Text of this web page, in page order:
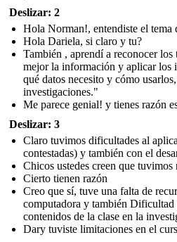
Deslizar: 2
Hola Norman!, entendiste el tema
Hola Dariela, si claro y tu?
También , aprendí a reconocer
mejor la información y aplicar los
qué datos necesito y cómo
investigaciones."
Me parece genial! y tienes razón
Deslizar: 3
Claro tuvimos dificultades al
contestadas) y también con el
Chicos ustedes creen que tuvimos
Cierto tienen razón
Creo que sí, tuve una falta de
computadora y también
contenidos de la clase en la
Dary tuviste limitaciones en el